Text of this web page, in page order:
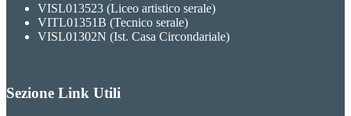
VISL013523 (Liceo artistico serale)
VITL01351B (Tecnico serale)
VISL01302N (Ist. Casa Circondariale)
Sezione Link Utili